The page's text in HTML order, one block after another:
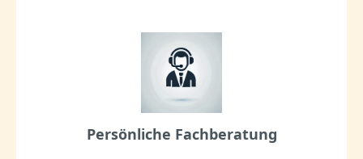
Persönliche Fachberatung